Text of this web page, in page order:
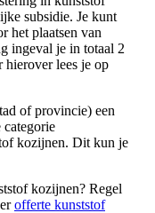
subsidie. Je kunt
het plaatsen van
ingeval je in totaal 2
hierover lees je op
of provincie) een
categorie
kozijnen. Dit kun je
kozijnen? Regel
offerte kunststof